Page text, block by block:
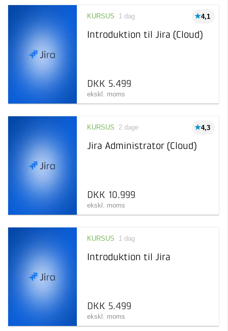
Kursus
specifikt emne
tages, når det passer dig
Afholdelsesgaranti
4,1
KURSUS 1 dag
Introduktion til Jira (Cloud)
DKK 5.499
ekskl. moms
4,3
KURSUS 2 dage
Jira Administrator (Cloud)
DKK 10.999
ekskl. moms
KURSUS 1 dag
Introduktion til Jira
DKK 5.499
ekskl. moms